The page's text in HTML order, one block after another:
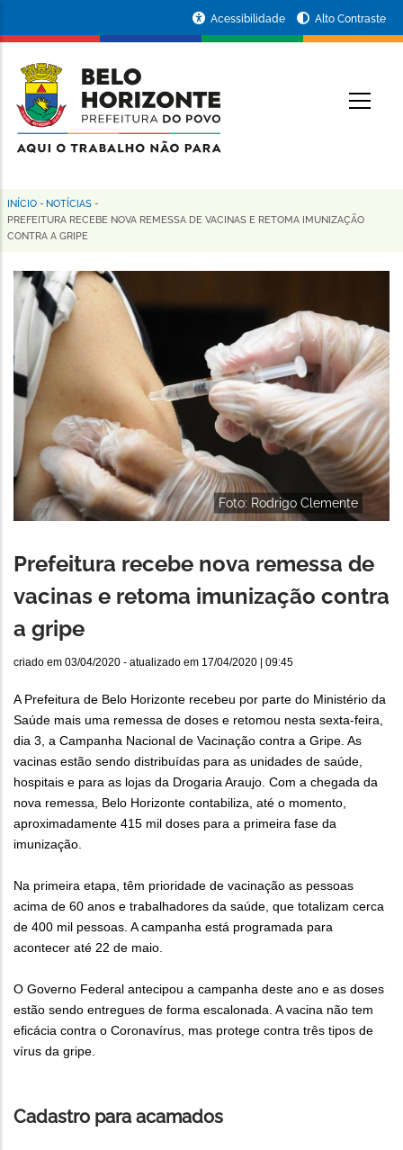
conteúdo
principal
da
Prefeitura
de
Horizonte
Acessibilidade Alto Contraste
Trilha
de
navegação
INÍCIO - NOTÍCIAS -
PREFEITURA RECEBE NOVA REMESSA DE VACINAS E RETOMA IMUNIZAÇÃO
CONTRA A GRIPE
Foto: Rodrigo Clemente
Prefeitura recebe nova remessa de
vacinas e retoma imunização contra
a gripe
criado em 03/04/2020 - atualizado em 17/04/2020 | 09:45
A Prefeitura de Belo Horizonte recebeu por parte do Ministério da
Saúde mais uma remessa de doses e retomou nesta sexta-feira,
dia 3, a Campanha Nacional de Vacinação contra a Gripe. As
vacinas estão sendo distribuídas para as unidades de saúde,
hospitais e para as lojas da Drogaria Araujo. Com a chegada da
nova remessa, Belo Horizonte contabiliza, até o momento,
aproximadamente 415 mil doses para a primeira fase da
imunização.
Na primeira etapa, têm prioridade de vacinação as pessoas
acima de 60 anos e trabalhadores da saúde, que totalizam cerca
de 400 mil pessoas. A campanha está programada para
acontecer até 22 de maio.
O Governo Federal antecipou a campanha deste ano e as doses
estão sendo entregues de forma escalonada. A vacina não tem
eficácia contra o Coronavírus, mas protege contra três tipos de
vírus da gripe.
Cadastro para acamados